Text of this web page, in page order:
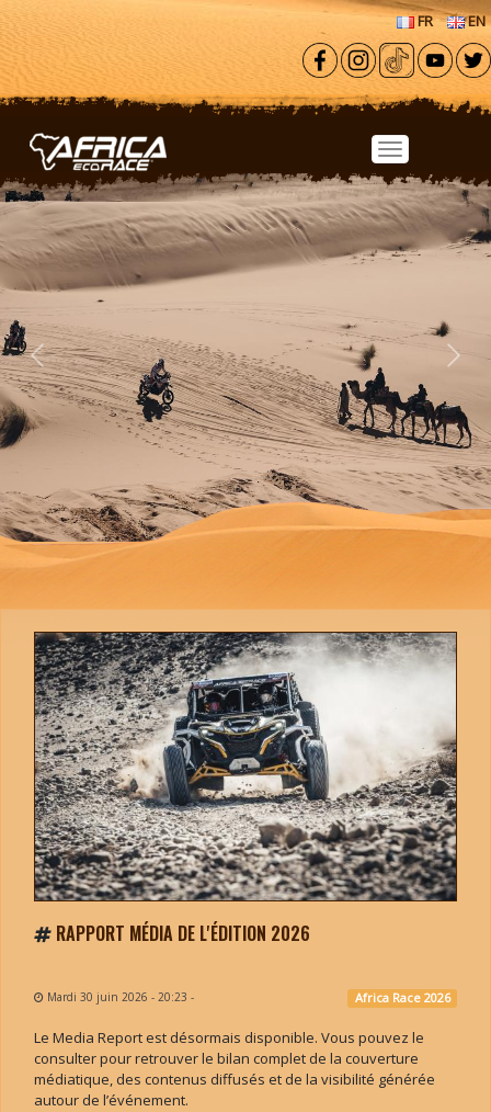
Aller au contenu principal
FR EN
Previous Next
RAPPORT MÉDIA DE L'ÉDITION 2026
Mardi 30 juin 2026 - 20:23 - Africa Race 2026
Le Media Report est désormais disponible. Vous pouvez le
consulter pour retrouver le bilan complet de la couverture
médiatique, des contenus diffusés et de la visibilité générée
autour de l’événement.